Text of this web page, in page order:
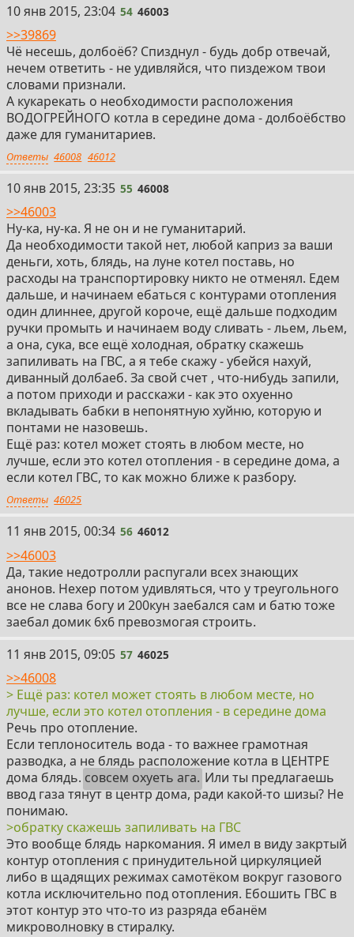
54
10 янв 2015, 23:04 54 46003
>>39869
Чё несешь, долбоёб? Спизднул - будь добр отвечай,
нечем ответить - не удивляйся, что пиздежом твои
словами признали.
А кукарекать о необходимости расположения
ВОДОГРЕЙНОГО котла в середине дома - долбоёбство
даже для гуманитариев.
Ответы 46008 46012
55
10 янв 2015, 23:35 55 46008
>>46003
Ну-ка, ну-ка. Я не он и не гуманитарий.
Да необходимости такой нет, любой каприз за ваши
деньги, хоть, блядь, на луне котел поставь, но
расходы на транспортировку никто не отменял. Едем
дальше, и начинаем ебаться с контурами отопления
один длиннее, другой короче, ещё дальше подходим
ручки промыть и начинаем воду сливать - льем, льем,
а она, сука, все ещё холодная, обратку скажешь
запиливать на ГВС, а я тебе скажу - убейся нахуй,
диванный долбаеб. За свой счет , что-нибудь запили,
а потом приходи и расскажи - как это охуенно
вкладывать бабки в непонятную хуйню, которую и
понтами не назовешь.
Ещё раз: котел может стоять в любом месте, но
лучше, если это котел отопления - в середине дома, а
если котел ГВС, то как можно ближе к разбору.
Ответы 46025
56
11 янв 2015, 00:34 56 46012
>>46003
Да, такие недотролли распугали всех знающих
анонов. Нехер потом удивляться, что у треугольного
все не слава богу и 200кун заебался сам и батю тоже
заебал домик 6х6 превозмогая строить.
57
11 янв 2015, 09:05 57 46025
>>46008
> Ещё раз: котел может стоять в любом месте, но
лучше, если это котел отопления - в середине дома
Речь про отопление.
Если теплоноситель вода - то важнее грамотная
разводка, а не блядь расположение котла в ЦЕНТРЕ
дома блядь. совсем охуеть ага. Или ты предлагаешь
ввод газа тянут в центр дома, ради какой-то шизы? Не
понимаю.
>обратку скажешь запиливать на ГВС
Это вообще блядь наркомания. Я имел в виду закртый
контур отопления с принудительной циркуляцией
либо в щадящих режимах самотёком вокруг газового
котла исключительно под отопления. Ебошить ГВС в
этот контур это что-то из разряда ебанём
микроволновку в стиралку.